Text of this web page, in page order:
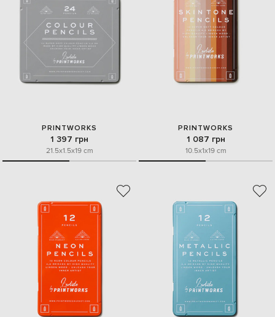
PRINTWORKS
1 397 грн
21.5x1.5x19 cm
PRINTWORKS
1 087 грн
10.5x1x19 cm